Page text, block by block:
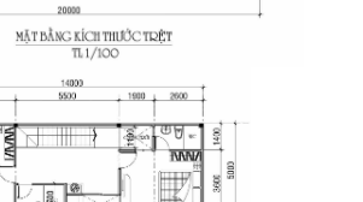
Thuận
Quốc, đã tạo ra một bảng thiết kế
dành cho vợ, chồng Anh Trường tại
Để tạo nên một tổ ấm đúng nghĩa,
KTS Đoàn Anh Quốcchi tiết một
vui vẻ, bình yên sống giữa thành phố